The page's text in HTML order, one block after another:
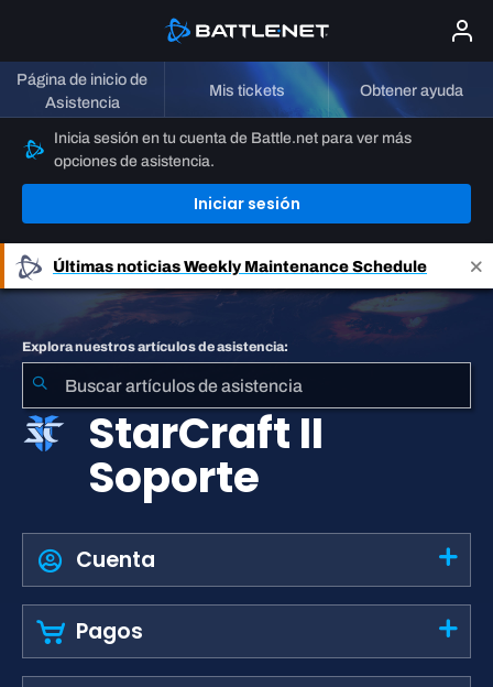
Página de inicio de
Asistencia
Mis tickets Obtener ayuda
Inicia sesión en tu cuenta de Battle.net para ver más
opciones de asistencia.
Iniciar sesión
Últimas noticiasWeekly Maintenance Schedule
Explora nuestros artículos de asistencia:
StarCraft II
Soporte
Cuenta
Pagos